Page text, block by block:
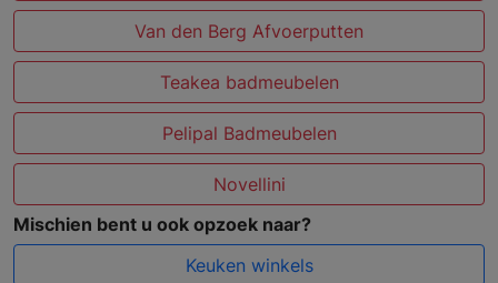
Van den Berg Afvoerputten
Teakea badmeubelen
Pelipal Badmeubelen
Novellini
Mischien bent u ook opzoek naar?
Keuken winkels